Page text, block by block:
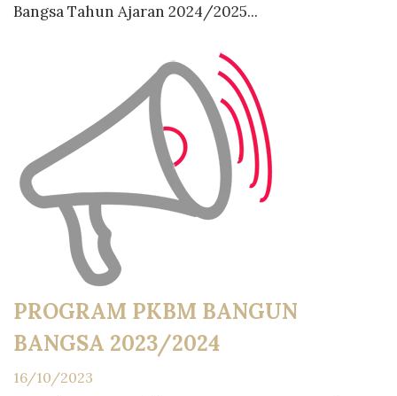
Bangsa Tahun Ajaran 2024/2025...
PROGRAM PKBM BANGUN
BANGSA 2023/2024
16/10/2023